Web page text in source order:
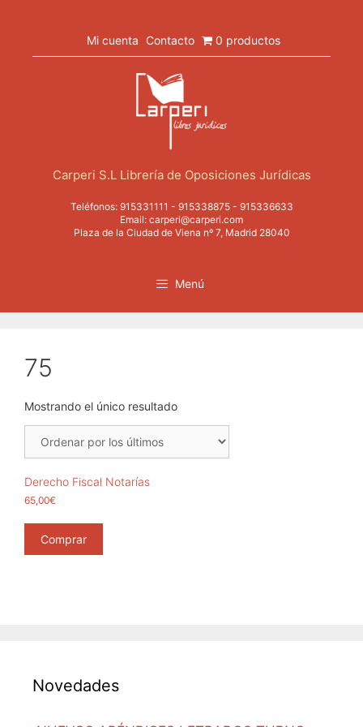
Mi cuenta Contacto 0 productos
Carperi S.L Librería de Oposiciones Jurídicas
Teléfonos: 915331111 - 915338875- 915336633
Email: carperi@carperi.com
Plaza de la Ciudad de Viena nº 7, Madrid 28040
Menú
75
Mostrando el único resultado
Derecho Fiscal Notarías
65,00€
Comprar
Novedades